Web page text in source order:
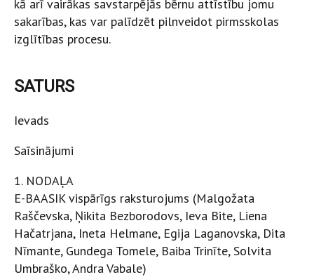
kā arī vairākas savstarpējās bērnu attīstību jomu
sakarības, kas var palīdzēt pilnveidot pirmsskolas
izglītības procesu.
SATURS
Ievads
Saīsinājumi
1. NODAĻA
E-BAASIK vispārīgs raksturojums (Malgožata
Raščevska, Ņikita Bezborodovs, Ieva Bite, Liena
Hačatrjana, Ineta Helmane, Egija Laganovska, Dita
Nīmante, Gundega Tomele, Baiba Trinīte, Solvita
Umbraško, Andra Vabale)